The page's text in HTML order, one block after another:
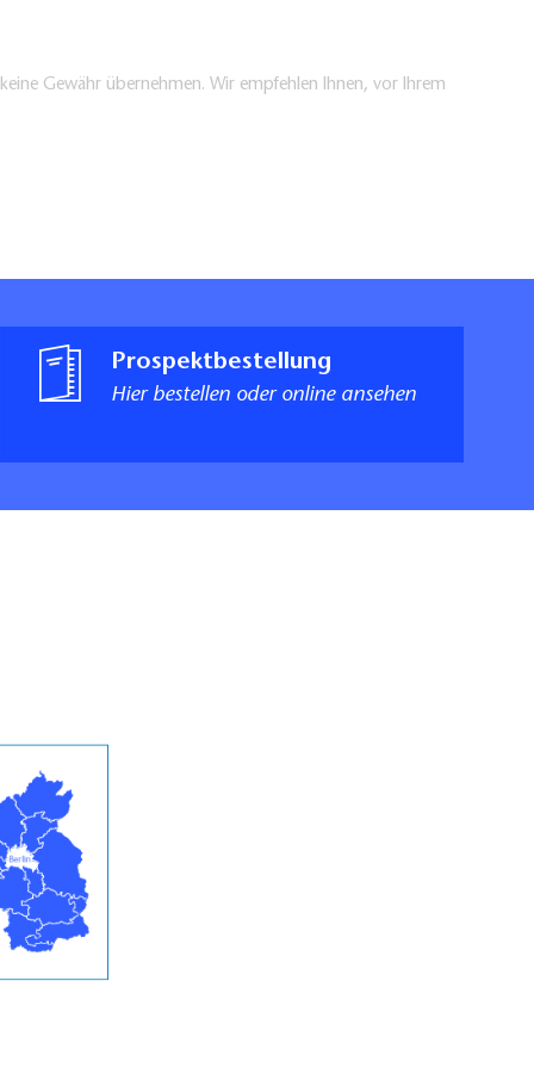
Gewähr übernehmen. Wir empfehlen Ihnen, vor Ihrem
Prospektbestellung
Hier bestellen oder online ansehen